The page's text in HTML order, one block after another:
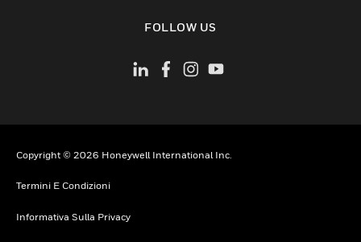
FOLLOW US
Copyright © 2026 Honeywell International Inc.
Termini E Condizioni
Informativa Sulla Privacy